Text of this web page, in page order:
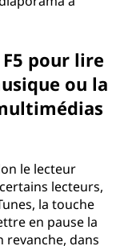
pour lire
ou la
le lecteur
lecteurs,
la touche
en pause la
revanche, dans